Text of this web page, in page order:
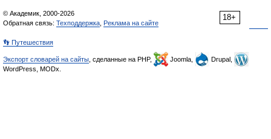
18+
© Академик, 2000-2026
Обратная связь: Техподдержка Реклама на сайте
👣 Путешествия
Экспорт словарей на сайты , сделанные на PHP, Joomla,
Drupal,
WordPress, MODx.